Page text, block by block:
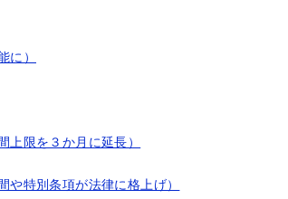
に）
上限を３か月に延長）
特別条項が法律に格上げ）